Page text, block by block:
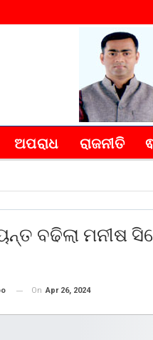
ଅପରାଧ ରାଜନୀତି
ବଢିଲା ମନୀଷ
On Apr 26, 2024